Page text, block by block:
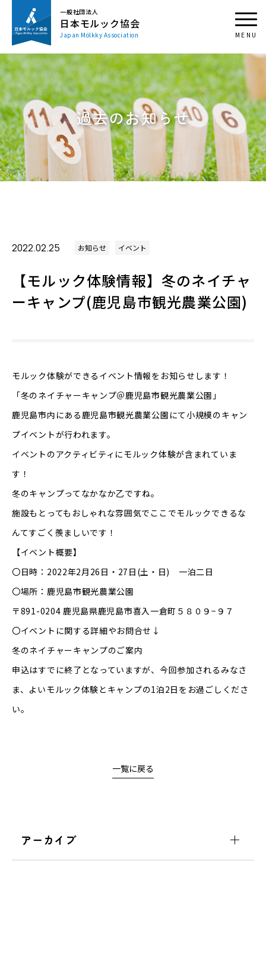
一般社団法人
日本モルック協会
Japan Mölkky Association
過去のお知らせ
2022.02.25 お知らせ イベント
【モルック体験情報】冬のネイチャ
ーキャンプ(鹿児島市観光農業公園)
モルック体験ができるイベント情報をお知らせします！
「冬のネイチャーキャンプ＠鹿児島市観光農業公園」
鹿児島市内にある鹿児島市観光農業公園にて 小規模のキャン
プイベントが行われます。
イベントのアクティビティにモルック体験が含まれていま
す！
冬のキャンプってなかなか乙ですね。
施設もとってもおしゃれな雰囲気で ここでモルックできるな
んてすごく羨ましいです！
【イベント概要】
〇日時： 2022年2月26日・27日(土・日) 一泊二日
〇場所： 鹿児島市観光農業公園
〒891-0204 鹿児島県鹿児島市喜入一倉町５８０９−９７
〇イベントに関する詳細やお問合せ↓
冬のネイチャーキャンプのご案内
申込はすでに終了となっていますが、今回参加されるみなさ
ま、 よいモルック体験とキャンプの1泊2日をお過ごしくださ
い。
一覧に戻る
アーカイブ